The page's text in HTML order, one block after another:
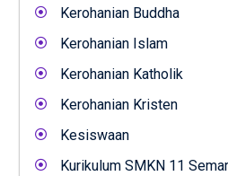
Kerohanian Buddha
Kerohanian Islam
Kerohanian Katholik
Kerohanian Kristen
Kesiswaan
Kurikulum SMKN 11